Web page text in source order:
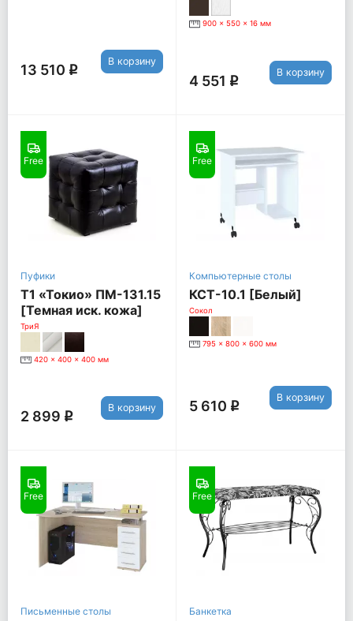
13 510 q
В корзину
900 x 550 x 16 мм
4 551 q
В корзину
Free
Пуфики
Т1 «Токио» ПМ-131.15
[Темная иск. кожа]
ТриЯ
420 x 400 x 400 мм
2 899 q
В корзину
Free
Компьютерные столы
КСТ-10.1 [Белый]
Сокол
795 x 800 x 600 мм
5 610 q
В корзину
Free
Письменные столы
Free
Банкетка